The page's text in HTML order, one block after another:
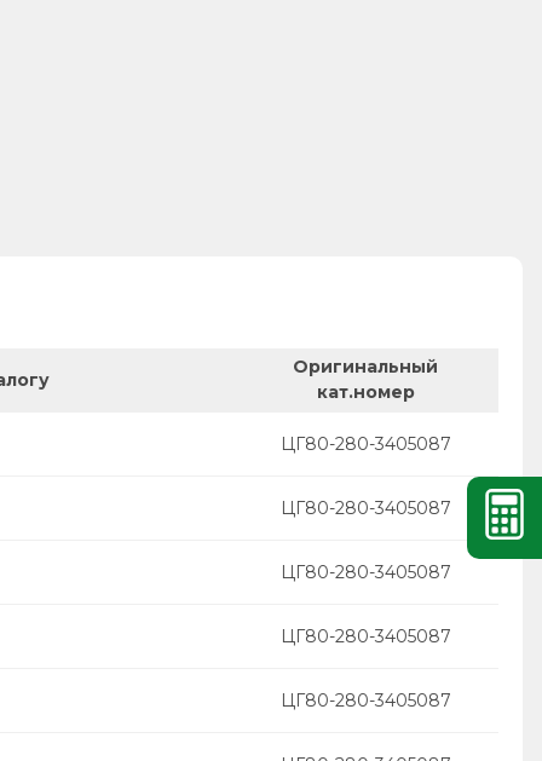
Оригинальный
кат.номер
ЦГ80-280-3405087
ЦГ80-280-3405087
ЦГ80-280-3405087
ЦГ80-280-3405087
ЦГ80-280-3405087